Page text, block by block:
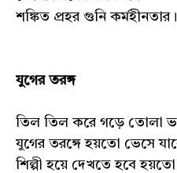
শঙ্কিত প্রহর গুনি কর্মহীনতার।
যুগের তরঙ্গ
তিল তিল করে গড়ে তোলা
যুগের তরঙ্গে হয়তো ভেসে
শিল্পী হয়ে দেখতে হবে